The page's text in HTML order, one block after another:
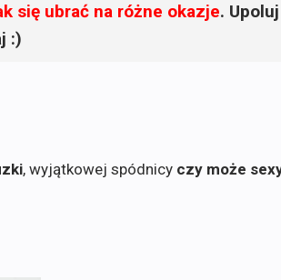
się ubrać na różne okazje.
:)
, wyjątkowej spódnicy czy może